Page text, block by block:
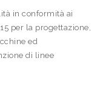
in conformità ai
per la progettazione,
ed
di linee